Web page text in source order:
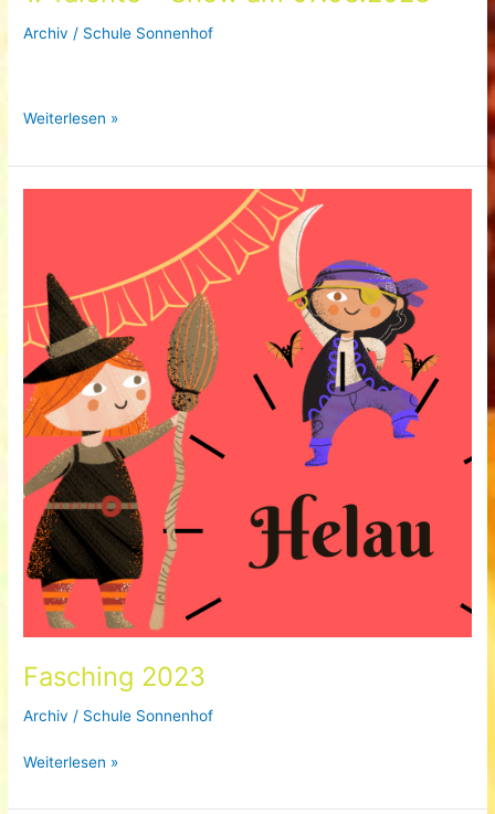
Archiv / Schule Sonnenhof
1.
–
Show
Weiterlesen »
Fasching 2023
Archiv / Schule Sonnenhof
Fasching
Weiterlesen »